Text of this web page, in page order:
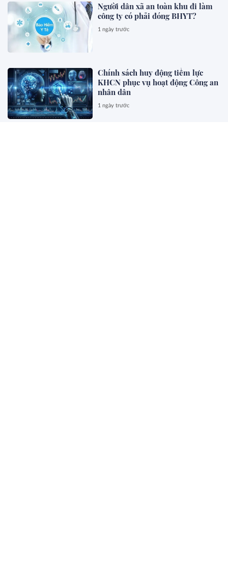
Người dân xã an toàn khu đi làm
công ty có phải đóng BHYT?
1 ngày trước
Chính sách huy động tiềm lực
KHCN phục vụ hoạt động Công an
nhân dân
1 ngày trước